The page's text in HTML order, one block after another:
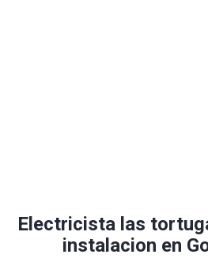
Electricista las
instalacion en